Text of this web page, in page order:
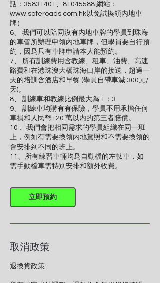
話：35831401、81045588 網站：
www.saferoads.com.hk以免試換領內地車
牌）
6、 我們可以陪同沒有内地車牌的學員到珠海
的車管所辦理申領內地車牌，但學員要自行預
約，因爲只有車牌申請本人能預約。
7、 所有訓練費用含教練、租車、油費、高速
路費和在港珠澳大橋珠海口岸的接送，超過一
天的培訓含酒店和早餐 (學員自帶車減 300元/
天)。
8、 訓練車和教練比例最大為 1：3
9、 訓練車均購有有保險，學員不用承擔任何
車損和人民幣120 萬以内的第三者賠償。
10 、我們會把相同需求的學員組織在同一班
上，例如有需要換領内地駕照和不需要換領的
會安排到不同的班上。
11、所有練習車輛均爲自動檔的左軚車，如
立即預約
取消政策
退換貨政策